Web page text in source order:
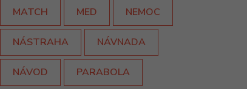
MATCH MED NEMOC
NÁSTRAHA NÁVNADA
NÁVOD PARABOLA